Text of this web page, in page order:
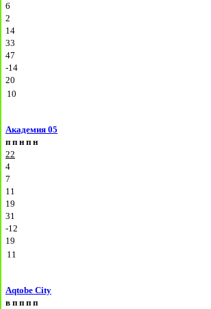
6
2
14
33
47
-14
20
10
Академия 05
п п н п н
22
4
7
11
19
31
-12
19
11
Aqtobe City
в п п п п